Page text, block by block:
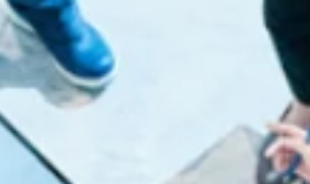
「ここまでやるか」と、お客さまを驚かせたい。